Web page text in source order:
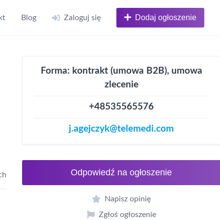
Blog Zaloguj się Dodaj ogłoszenie
Forma: kontrakt (umowa B2B), umowa
zlecenie
+48535565576
j.agejczyk@telemedi.com
Odpowiedź na ogłoszenie
Napisz opinię
Zgłoś ogłoszenie